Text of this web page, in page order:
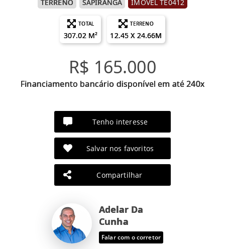
TERRENO
SAPIRANGA IMÓVEL TE0412
TOTAL
307.02 M²
TERRENO
12.45 X 24.66M
R$ 165.000
Financiamento bancário disponível em até 240x
Tenho interesse
Salvar nos favoritos
Compartilhar
Adelar Da
Cunha
Falar com o corretor